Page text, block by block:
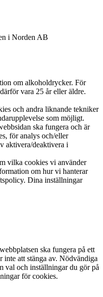
i Norden AB
om alkoholdrycker. För
vara 25 år eller äldre.
och andra liknande tekniker
som möjligt.
ska fungera och är
för analys och/eller
aktivera/deaktivera i
vilka cookies vi använder
om hur vi hanterar
Dina inställningar
ska fungera på ett
inte att stänga av. Nödvändiga
val och inställningar du gör på
för cookies.